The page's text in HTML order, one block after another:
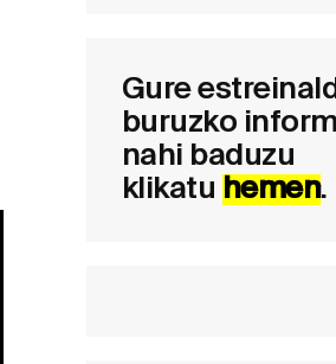
Gure
buruzko
nahi baduzu
klikatu hemen.